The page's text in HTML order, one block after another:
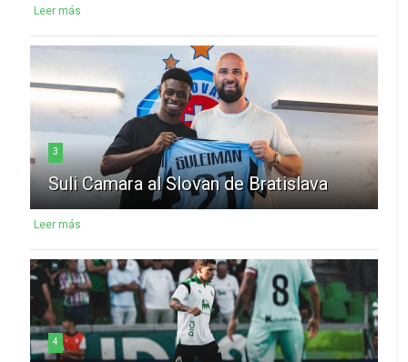
Leer más
3
Suli Camara al Slovan de Bratislava
Leer más
4